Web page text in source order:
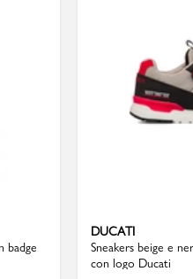
badge
DUCATI
Sneakers beige e
con logo Ducati